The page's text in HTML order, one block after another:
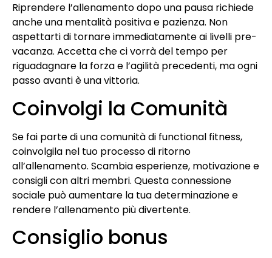
Riprendere l’allenamento dopo una pausa richiede
anche una mentalità positiva e pazienza. Non
aspettarti di tornare immediatamente ai livelli pre-
vacanza. Accetta che ci vorrà del tempo per
riguadagnare la forza e l’agilità precedenti, ma ogni
passo avanti è una vittoria.
Coinvolgi la Comunità
Se fai parte di una comunità di functional fitness,
coinvolgila nel tuo processo di ritorno
all’allenamento. Scambia esperienze, motivazione e
consigli con altri membri. Questa connessione
sociale può aumentare la tua determinazione e
rendere l’allenamento più divertente.
Consiglio bonus